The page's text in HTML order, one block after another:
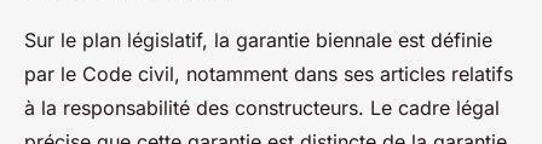
Sur le plan législatif, la garantie biennale est définie
par le Code civil, notamment dans ses articles relatifs
à la responsabilité des constructeurs. Le cadre légal